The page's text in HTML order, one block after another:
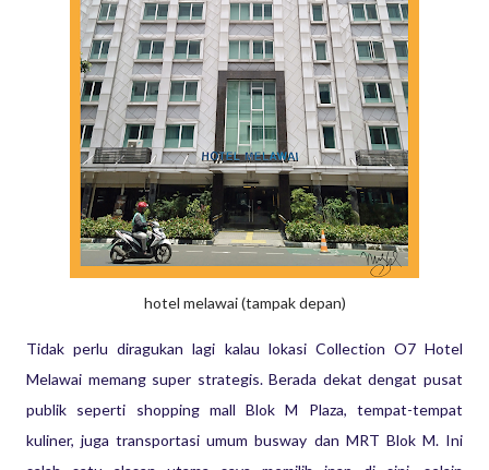
hotel melawai (tampak depan)
Tidak perlu diragukan lagi kalau lokasi Collection O7 Hotel
Melawai memang super strategis. Berada dekat dengat pusat
publik seperti shopping mall Blok M Plaza, tempat-tempat
kuliner, juga transportasi umum busway dan MRT Blok M. Ini